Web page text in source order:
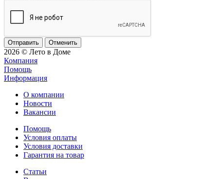
Отменить
2026 © Лето в Доме
Компания
Помощь
Информация
О компании
Новости
Вакансии
Помощь
Условия оплаты
Условия доставки
Гарантия на товар
Статьи